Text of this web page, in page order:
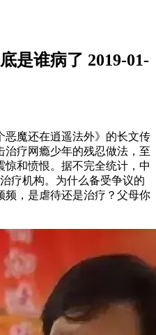
是谁病了 2019-01-
恶魔还在逍遥法外》的长文传
疗网瘾少年的残忍做法，至
和愤恨。据不完全统计，中
疗机构。为什么备受争议的
频，是虐待还是治疗？父母你